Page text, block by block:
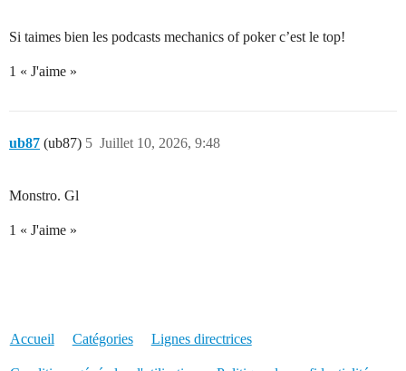
Si taimes bien les podcasts mechanics of poker c’est le top!
1 « J'aime »
ub87 (ub87) Juillet 10, 2026, 9:48
5
Monstro. Gl
1 « J'aime »
Accueil Catégories Lignes directrices